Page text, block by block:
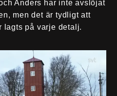
Anders har inte avslöjat
men det är tydligt att
lagts på varje detalj.